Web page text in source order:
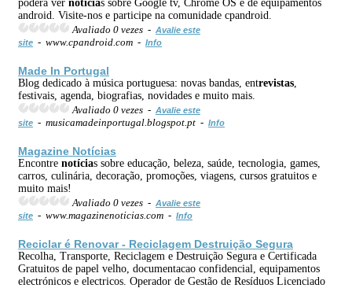
poderá ver notícias sobre Google tv, Chrome OS e de equipamentos
android. Visite-nos e participe na comunidade cpandroid.
Avaliado 0 vezes - Avalie este
site - www.cpandroid.com - Info
Made In Portugal
Blog dedicado à música portuguesa: novas bandas, entrevistas
festivais, agenda, biografias, novidades e muito mais.
Avaliado 0 vezes - Avalie este
site - musicamadeinportugal.blogspot.pt - Info
Magazine Notícias
Encontre notícias sobre educação, beleza, saúde, tecnologia, games,
carros, culinária, decoração, promoções, viagens, cursos gratuitos e
muito mais!
Avaliado 0 vezes - Avalie este
site - www.magazinenoticias.com - Info
Reciclar é Renovar - Reciclagem Destruição Segura
Recolha, Transporte, Reciclagem e Destruição Segura e Certificada
Gratuitos de papel velho, documentacao confidencial, equipamentos
electrónicos e electricos. Operador de Gestão de Resíduos Licenciado